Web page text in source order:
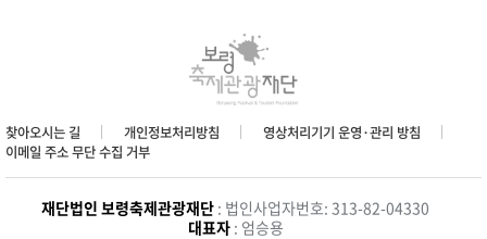
찾아오시는 길 개인정보처리방침
영상처리기기 운영·관리 방침
이메일 주소 무단 수집 거부
재단법인 보령축제관광재단 : 법인사업자번호: 313-82-04330
대표자: 엄승용